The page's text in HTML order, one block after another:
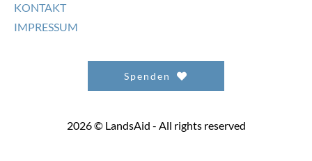
KONTAKT
IMPRESSUM
Spenden
2026 © LandsAid - All rights reserved